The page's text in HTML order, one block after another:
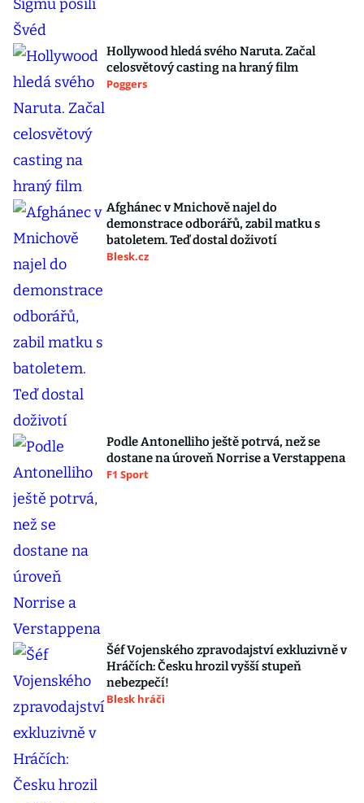
Hollywood hledá svého Naruta. Začal
celosvětový casting na hraný film
Poggers
Afghánec v Mnichově najel do
demonstrace odborářů, zabil matku s
batoletem. Teď dostal doživotí
Blesk.cz
Podle Antonelliho ještě potrvá, než se
dostane na úroveň Norrise a Verstappena
F1 Sport
Šéf Vojenského zpravodajství exkluzivně v
Hráčích: Česku hrozil vyšší stupeň
nebezpečí!
Blesk hráči